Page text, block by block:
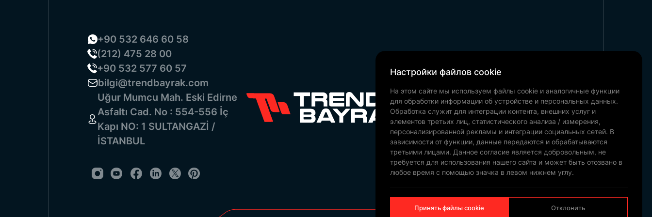
вы получите надёжную и качественную продукцию, подходящую как для местных, так и для международных
количествах для любого мероприятия.
Все модели
Посетите нас с помощью Google Карт!
+90 532 646 60 58
(212) 475 28 00
+90 532 577 60 57
bilgi@trendbayrak.com
Uğur Mumcu Mah. Eski Edirne
Asfaltı Cad. No : 554-556 İç
Kapı NO: 1 SULTANGAZİ /
İSTANBUL
Наши рекомендации
Новости и блог
Связаться с
Наши документы
Настройки файлов cookie
На этом сайте мы используем файлы cookie и аналогичные функции
для обработки информации об устройстве и персональных данных.
Обработка служит для интеграции контента, внешних услуг и
элементов третьих лиц, статистического анализа / измерения,
персонализированной рекламы и интеграции социальных сетей. В
зависимости от функции, данные передаются и обрабатываются
третьими лицами. Данное согласие является добровольным, не
требуется для использования нашего сайта и может быть отозвано в
любое время с помощью значка в левом нижнем углу.
Принять файлы cookie Отклонить